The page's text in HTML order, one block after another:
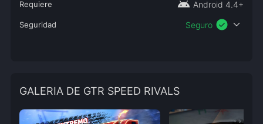
Requiere android Android 4.4+
Seguridad Seguro check_circle expand_more
GALERIA DE GTR SPEED RIVALS